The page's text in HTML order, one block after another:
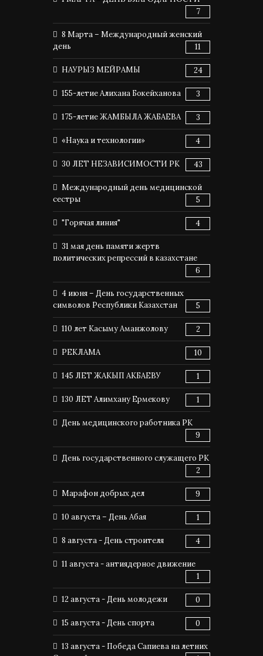
7
8 Марта – Международный женский
день
11
НАУРЫЗ МЕЙРАМЫ 24
155-летие Алихана Бокейханова 3
175-летие ЖАМБЫЛА ЖАБАЕВА 3
«Наука и технологии» 4
30 ЛЕТ НЕЗАВИСИМОСТИ РК 43
Международный день медицинской
сестры
5
"Горячая линия" 4
31 мая день памяти жертв
политических репрессий в казахстане
6
4 июня – День государственных
символов Республики Казахстан
5
110 лет Касыму Аманжолову 2
РЕКЛАМА 10
145 ЛЕТ ЖАКЫП АКБАЕВУ 1
130 ЛЕТ Алимхану Ермекову 1
День медицинского работника РК
9
День государственного служащего РК
2
Марафон добрых дел 9
10 августа – День Абая 1
8 августа - День строителя 4
11 августа - антиядерное движение
1
12 августа - День молодежи 0
15 августа - День спорта 0
13 августа - Победа Сапиева на летних